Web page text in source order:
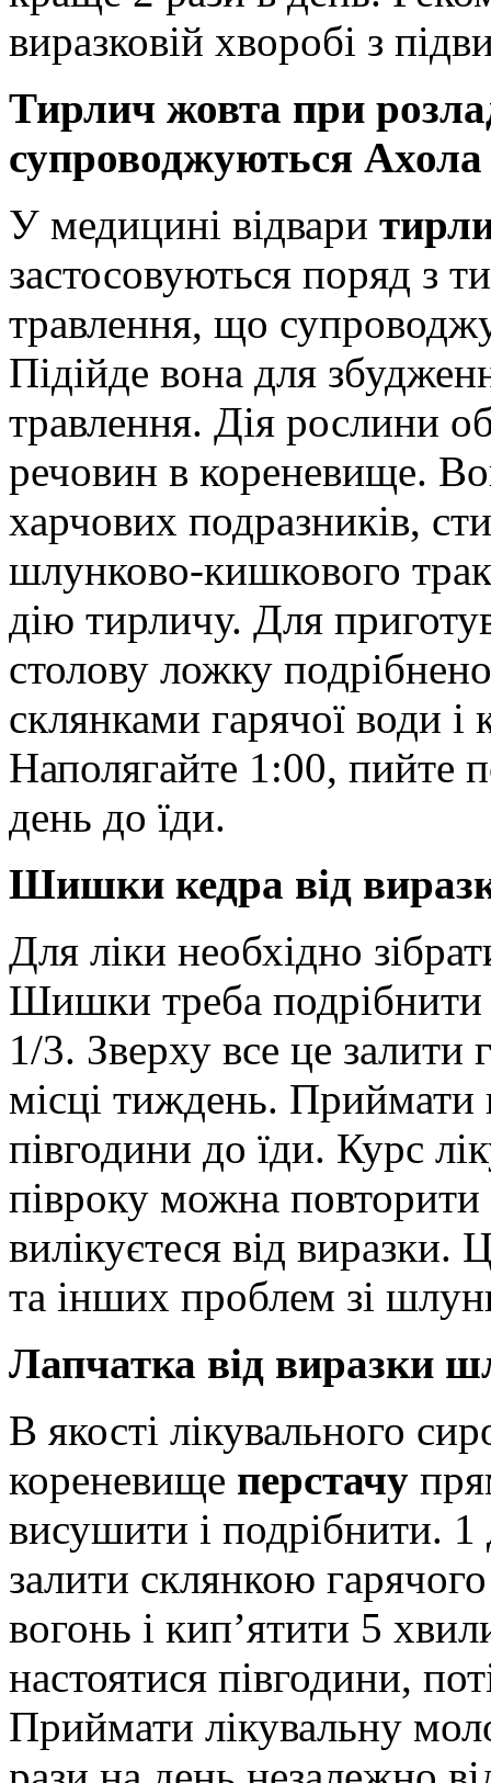
виразковій хворобі з
Тирлич жовта при
супроводжуються Ахола
У медицині відвари
застосовуються поряд з
травлення, що
Підійде вона для
травлення. Дія рослини
речовин в кореневище.
харчових подразників,
шлунково-кишкового
дію тирличу. Для
столову ложку
склянками гарячої води і
Наполягайте 1:00, пийте
день до їди.
Шишки кедра від
Для ліки необхідно
Шишки треба
1/3. Зверху все це залити
місці тиждень. Приймати
півгодини до їди. Курс
півроку можна повторити
вилікуєтеся від виразки.
та інших проблем зі
Лапчатка від виразки
В якості лікувального
кореневище перстачу
висушити і подрібнити.
залити склянкою
вогонь і кип’ятити 5
настоятися півгодини,
Приймати лікувальну